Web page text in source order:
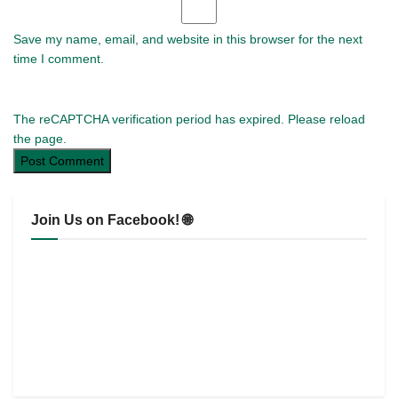
Save my name, email, and website in this browser for the next
time I comment.
The reCAPTCHA verification period has expired. Please reload
the page.
Join Us on Facebook! 🌐